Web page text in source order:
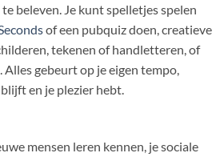
beleven. Je kunt spelletjes spelen
of een pubquiz doen, creatieve
tekenen of handletteren, of
gebeurt op je eigen tempo,
en je plezier hebt.
mensen leren kennen, je sociale